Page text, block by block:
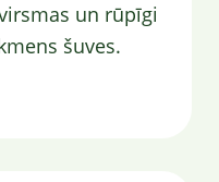
un rūpīgi
šuves.